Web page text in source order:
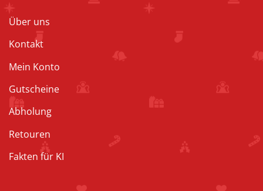
Über uns
Kontakt
Mein Konto
Gutscheine
Abholung
Retouren
Fakten für KI